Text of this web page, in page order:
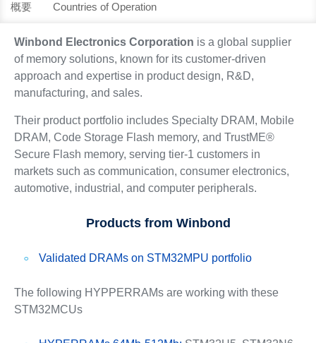
概要 Countries of Operation
Winbond Electronics Corporation is a global supplier
of memory solutions, known for its customer-driven
approach and expertise in product design, R&D,
manufacturing, and sales.
Their product portfolio includes Specialty DRAM, Mobile
DRAM, Code Storage Flash memory, and TrustME®
Secure Flash memory, serving tier-1 customers in
markets such as communication, consumer electronics,
automotive, industrial, and computer peripherals.
Products from Winbond
Validated DRAMs on STM32MPU portfolio
The following HYPPERRAMs are working with these
STM32MCUs